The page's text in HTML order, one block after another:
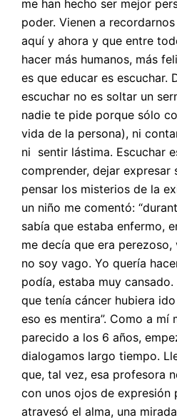
me han hecho ser mejor
poder. Vienen a
aquí y ahora y que entre
hacer más humanos, más
es que educar es escuchar.
escuchar no es soltar un
nadie te pide porque sólo
vida de la persona), ni
ni sentir lástima. Escuchar
comprender, dejar expresar
pensar los misterios de la
un niño me comentó:
sabía que estaba enfermo,
me decía que era
no soy vago. Yo quería
podía, estaba muy
que tenía cáncer hubiera
eso es mentira”. Como a mí
parecido a los 6 años,
dialogamos largo tiempo.
que, tal vez, esa profesora
con unos ojos de expresión
atravesó el alma, una